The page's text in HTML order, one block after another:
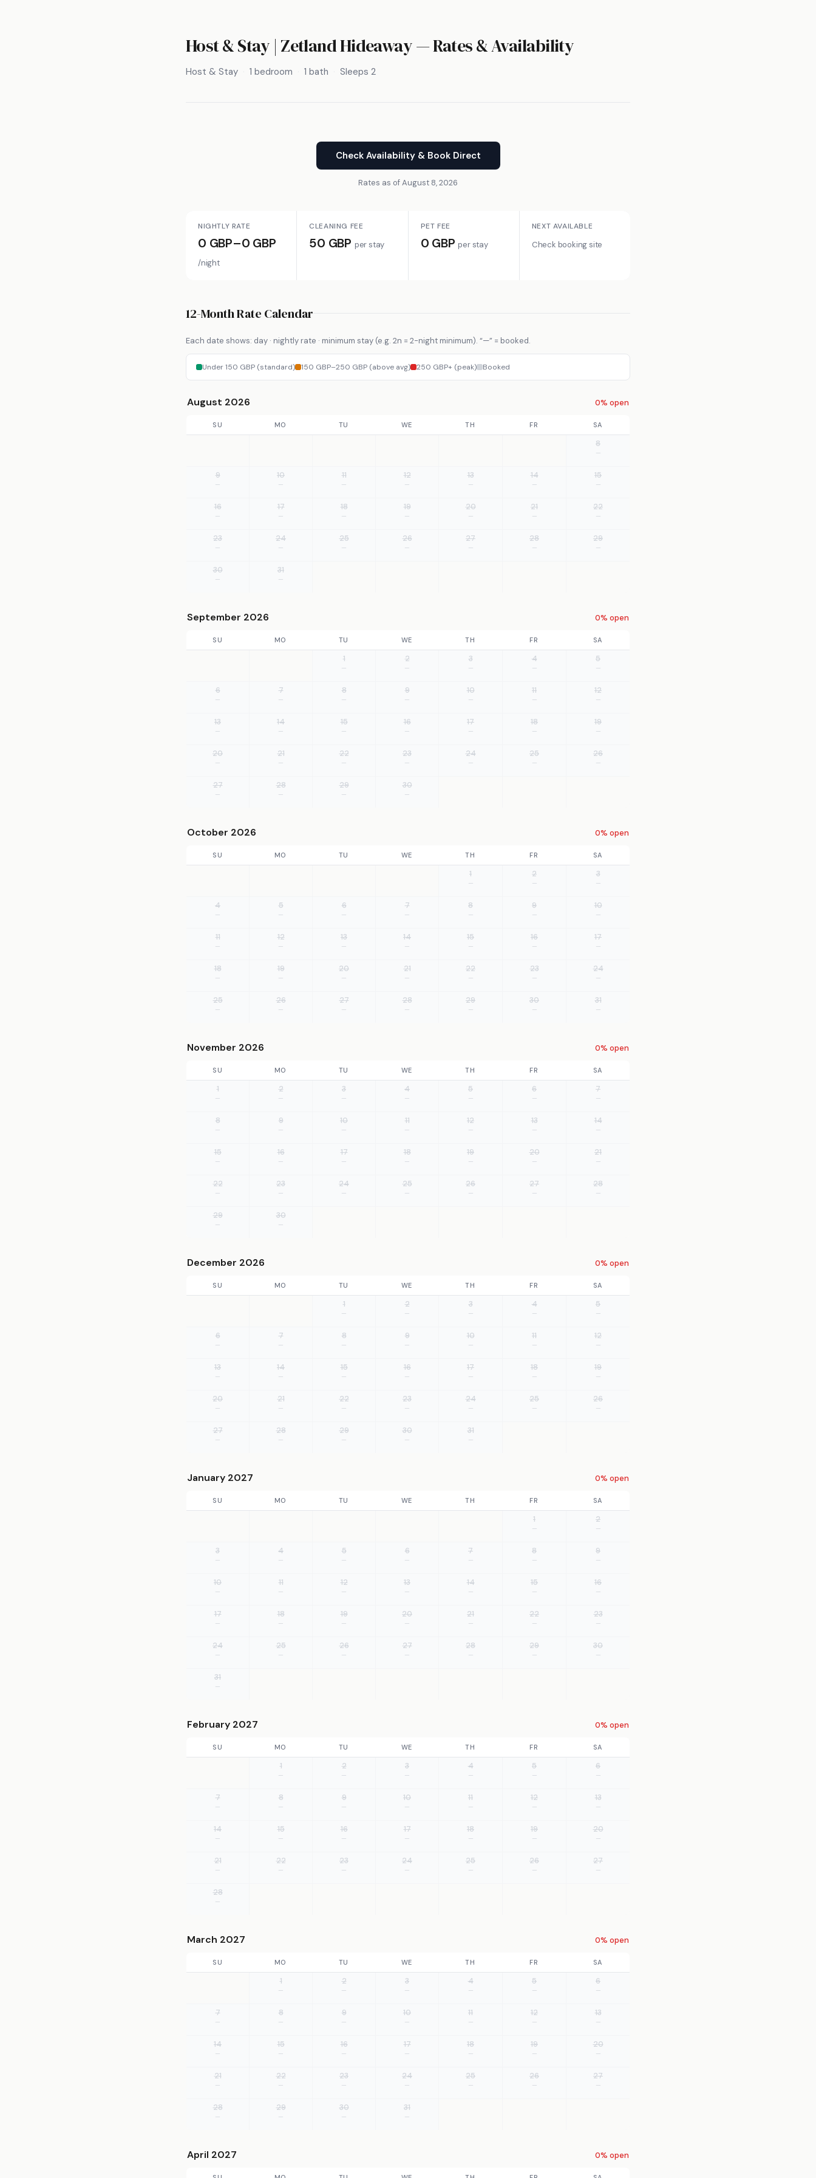
Host & Stay | Zetland Hideaway — Rates & Availability
Host & Stay 1 bedroom 1 bath Sleeps 2
Check Availability & Book Direct
Rates as of August 8, 2026
NIGHTLY RATE
0 GBP–0 GBP
/night
CLEANING FEE
50 GBP per stay
PET FEE
0 GBP per stay
NEXT AVAILABLE
Check booking site
12-Month Rate Calendar
Each date shows: day · nightly rate · minimum stay (e.g. 2n = 2-night minimum). “—” = booked.
Under 150 GBP (standard) 150 GBP–250 GBP (above avg) 250 GBP+ (peak) Booked
August 2026 0% open
SU MO TU WE TH FR SA
8
—
9
—
10
—
11
—
12
—
13
—
14
—
15
—
16
—
17
—
18
—
19
—
20
—
21
—
22
—
23
—
24
—
25
—
26
—
27
—
28
—
29
—
30
—
31
—
September 2026 0% open
SU MO TU WE TH FR SA
1
—
2
—
3
—
4
—
5
—
6
—
7
—
8
—
9
—
10
—
11
—
12
—
13
—
14
—
15
—
16
—
17
—
18
—
19
—
20
—
21
—
22
—
23
—
24
—
25
—
26
—
27
—
28
—
29
—
30
—
October 2026 0% open
SU MO TU WE TH FR SA
1
—
2
—
3
—
4
—
5
—
6
—
7
—
8
—
9
—
10
—
11
—
12
—
13
—
14
—
15
—
16
—
17
—
18
—
19
—
20
—
21
—
22
—
23
—
24
—
25
—
26
—
27
—
28
—
29
—
30
—
31
—
November 2026 0% open
SU MO TU WE TH FR SA
1
—
2
—
3
—
4
—
5
—
6
—
7
—
8
—
9
—
10
—
11
—
12
—
13
—
14
—
15
—
16
—
17
—
18
—
19
—
20
—
21
—
22
—
23
—
24
—
25
—
26
—
27
—
28
—
29
—
30
—
December 2026 0% open
SU MO TU WE TH FR SA
1
—
2
—
3
—
4
—
5
—
6
—
7
—
8
—
9
—
10
—
11
—
12
—
13
—
14
—
15
—
16
—
17
—
18
—
19
—
20
—
21
—
22
—
23
—
24
—
25
—
26
—
27
—
28
—
29
—
30
—
31
—
January 2027 0% open
SU MO TU WE TH FR SA
1
—
2
—
3
—
4
—
5
—
6
—
7
—
8
—
9
—
10
—
11
—
12
—
13
—
14
—
15
—
16
—
17
—
18
—
19
—
20
—
21
—
22
—
23
—
24
—
25
—
26
—
27
—
28
—
29
—
30
—
31
—
February 2027 0% open
SU MO TU WE TH FR SA
1
—
2
—
3
—
4
—
5
—
6
—
7
—
8
—
9
—
10
—
11
—
12
—
13
—
14
—
15
—
16
—
17
—
18
—
19
—
20
—
21
—
22
—
23
—
24
—
25
—
26
—
27
—
28
—
March 2027 0% open
SU MO TU WE TH FR SA
1
—
2
—
3
—
4
—
5
—
6
—
7
—
8
—
9
—
10
—
11
—
12
—
13
—
14
—
15
—
16
—
17
—
18
—
19
—
20
—
21
—
22
—
23
—
24
—
25
—
26
—
27
—
28
—
29
—
30
—
31
—
April 2027 0% open